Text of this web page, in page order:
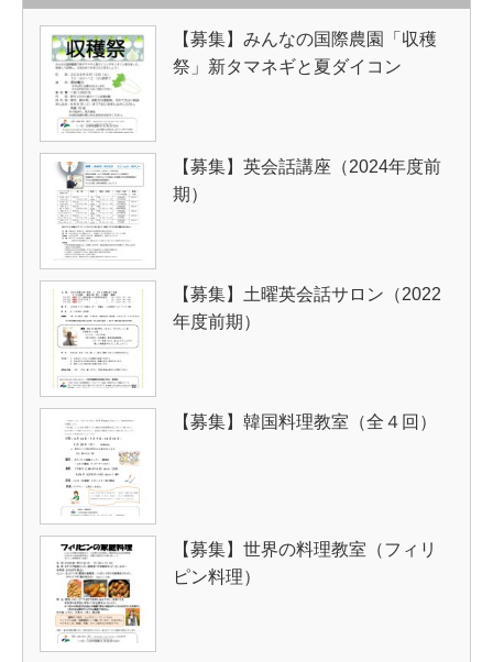
【募集】みんなの国際農園「収穫
祭」新タマネギと夏ダイコン
【募集】英会話講座（2024年度前
期）
【募集】土曜英会話サロン（2022
年度前期）
【募集】韓国料理教室（全４回）
【募集】世界の料理教室（フィリ
ピン料理）